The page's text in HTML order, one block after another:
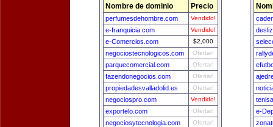
Nombre de dominio Precio
perfumesdehombre.com Vendido!
e-franquicia.com Vendido!
e-Comercios.com $2,000
negociostecnologicos.com Ofertar!
parquecomercial.com Ofertar!
fazendonegocios.com Ofertar!
propiedadesvalladolid.es Ofertar!
negociospro.com Vendido!
exportelo.com Ofertar!
negociosytecnologia.com Ofertar!
e-